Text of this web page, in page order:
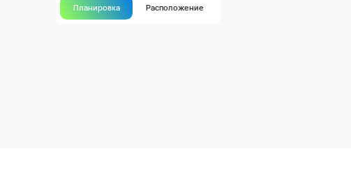
Планировка Расположение